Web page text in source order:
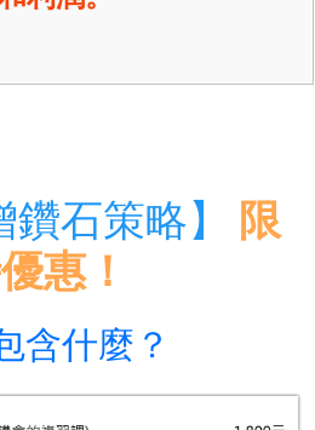
鑽石策略】
限
惠！
含什麼？​